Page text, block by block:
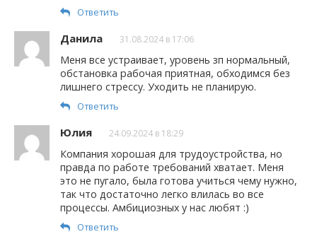
Ответить
Данила 31.08.2024 в 17:06
Меня все устраивает, уровень зп нормальный,
обстановка рабочая приятная, обходимся без
лишнего стрессу. Уходить не планирую.
Ответить
Юлия 24.09.2024 в 18:29
Компания хорошая для трудоустройства, но
правда по работе требований хватает. Меня
это не пугало, была готова учиться чему нужно,
так что достаточно легко влилась во все
процессы. Амбициозных у нас любят :)
Ответить